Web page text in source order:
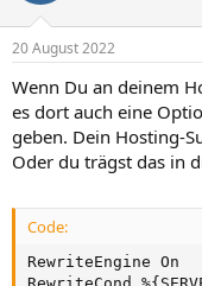
20 August 2022
Wenn Du an deinem
es dort auch eine
geben. Dein Hosting-
Oder du trägst das in
Code:
RewriteEngine On